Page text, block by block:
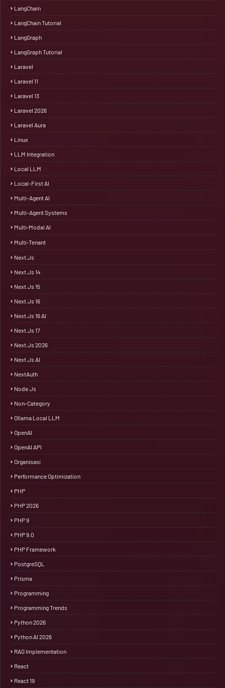
LangChain
LangChain Tutorial
LangGraph
LangGraph Tutorial
Laravel
Laravel 11
Laravel 13
Laravel 2026
Laravel Aura
Linux
LLM Integration
Local LLM
Local-First AI
Multi-Agent AI
Multi-Agent Systems
Multi‑Modal AI
Multi‑Tenant
Next.js
Next.js 14
Next.js 15
Next.js 16
Next.js 16 AI
Next.js 17
Next.js 2026
Next.js AI
NextAuth
Node.js
Non-Category
Ollama Local LLM
OpenAI
OpenAI API
Organisasi
Performance Optimization
PHP
PHP 2026
PHP 9
PHP 9.0
PHP Framework
PostgreSQL
Prisma
Programming
Programming Trends
Python 2026
Python AI 2026
RAG Implementation
React
React 19